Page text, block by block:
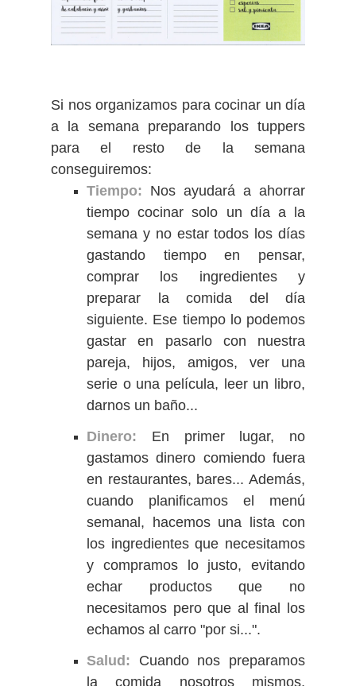
Si nos organizamos para cocinar un día
a la semana preparando los tuppers
para el resto de la semana
conseguiremos:
Tiempo: Nos ayudará a ahorrar
tiempo cocinar solo un día a la
semana y no estar todos los días
gastando tiempo en pensar,
comprar los ingredientes y
preparar la comida del día
siguiente. Ese tiempo lo podemos
gastar en pasarlo con nuestra
pareja, hijos, amigos, ver una
serie o una película, leer un libro,
darnos un baño...
Dinero: En primer lugar, no
gastamos dinero comiendo fuera
en restaurantes, bares... Además,
cuando planificamos el menú
semanal, hacemos una lista con
los ingredientes que necesitamos
y compramos lo justo, evitando
echar productos que no
necesitamos pero que al final los
echamos al carro "por si...".
Salud: Cuando nos preparamos
la comida nosotros mismos,